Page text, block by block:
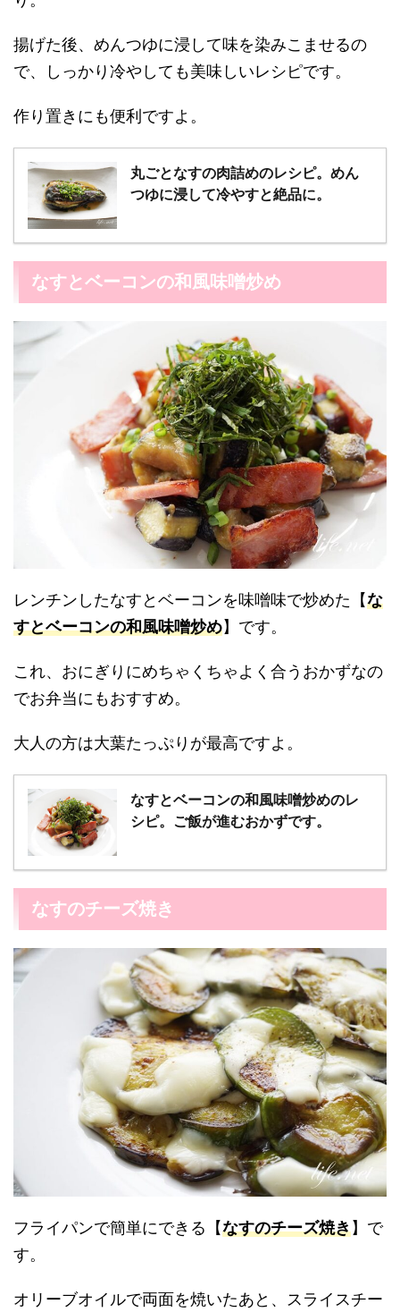
揚げた後、めんつゆに浸して味を染みこませるの
で、しっかり冷やしても美味しいレシピです。
作り置きにも便利ですよ。
丸ごとなすの肉詰めのレシピ。めん
つゆに浸して冷やすと絶品に。
なすとベーコンの和風味噌炒め
レンチンしたなすとベーコンを味噌味で炒めた【な
すとベーコンの和風味噌炒め】です。
これ、おにぎりにめちゃくちゃよく合うおかずなの
でお弁当にもおすすめ。
大人の方は大葉たっぷりが最高ですよ。
なすとベーコンの和風味噌炒めのレ
シピ。ご飯が進むおかずです。
なすのチーズ焼き
フライパンで簡単にできる【なすのチーズ焼き】で
す。
オリーブオイルで両面を焼いたあと、スライスチー